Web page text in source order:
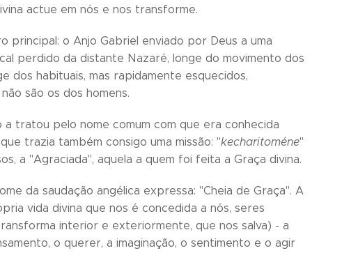
actue em nós e nos transforme.
principal: o Anjo Gabriel enviado por Deus a uma
perdido da distante Nazaré, longe do movimento dos
habituais, mas rapidamente esquecidos,
são os dos homens.
a tratou pelo nome comum com que era conhecida
trazia também consigo uma missão: "kecharitoméne"
a "Agraciada", aquela a quem foi feita a Graça divina.
da saudação angélica expressa: "Cheia de Graça". A
vida divina que nos é concedida a nós, seres
interior e exteriormente, que nos salva) - a
o querer, a imaginação, o sentimento e o agir